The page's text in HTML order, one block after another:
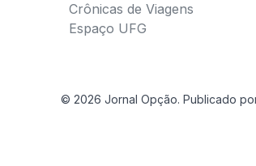
Crônicas de Viagens
Espaço UFG
© 2026 Jornal Opção. Publicado